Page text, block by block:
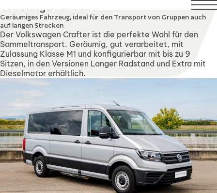
Technical Support will remain available over
Volkswagen Crafter
Geräumiges Fahrzeug, ideal für den Transport von Gruppen auch
auf langen Strecken
Der Volkswagen Crafter ist die perfekte Wahl für den
Sammeltransport. Geräumig, gut verarbeitet, mit
Zulassung Klasse M1 und konfigurierbar mit bis zu 9
Sitzen, in den Versionen Langer Radstand und Extra mit
Dieselmotor erhältlich.